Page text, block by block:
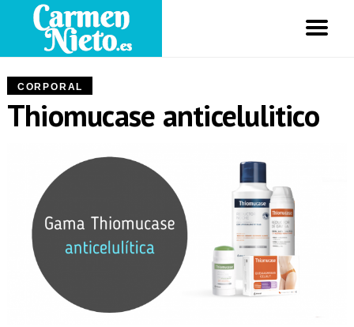
CORPORAL
Thiomucase anticelulitico